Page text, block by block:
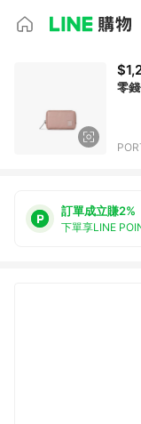
零
訂單成立賺2%
下單享LINE